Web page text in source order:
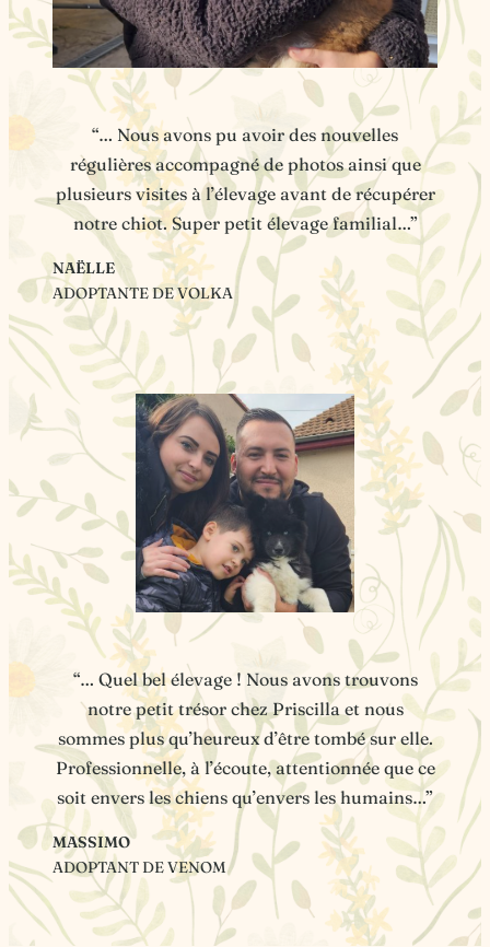
“… Nous avons pu avoir des nouvelles
régulières accompagné de photos ainsi que
plusieurs visites à l’élevage avant de récupérer
notre chiot. Super petit élevage familial…”
NAËLLE
ADOPTANTE DE VOLKA
“… Quel bel élevage ! Nous avons trouvons
notre petit trésor chez Priscilla et nous
sommes plus qu’heureux d’être tombé sur elle.
Professionnelle, à l’écoute, attentionnée que ce
soit envers les chiens qu’envers les humains…”
MASSIMO
ADOPTANT DE VENOM